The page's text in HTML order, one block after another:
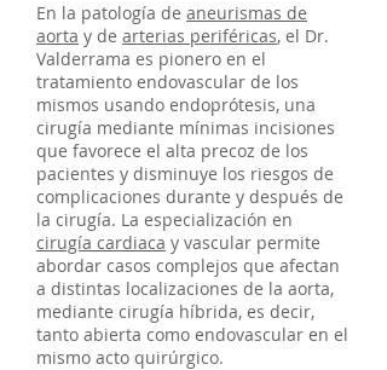
En la patología de aneurismas de
aorta y de arterias periféricas, el Dr.
Valderrama es pionero en el
tratamiento endovascular de los
mismos usando endoprótesis, una
cirugía mediante mínimas incisiones
que favorece el alta precoz de los
pacientes y disminuye los riesgos de
complicaciones durante y después de
la cirugía. La especialización en
cirugía cardiaca y vascular permite
abordar casos complejos que afectan
a distintas localizaciones de la aorta,
mediante cirugía híbrida, es decir,
tanto abierta como endovascular en el
mismo acto quirúrgico.